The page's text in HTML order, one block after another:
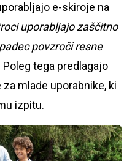
e-skiroje na
uporabljajo zaščitno
povzroči resne
tega predlagajo
mlade uporabnike, ki
izpitu.